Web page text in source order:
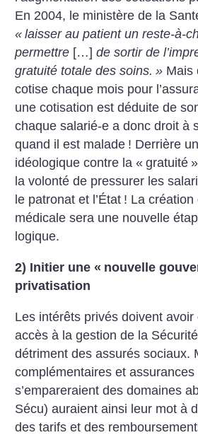
En 2004, le ministère de la
« laisser au patient un reste-à-
permettre […]de sortir de
gratuité totale des soins. » Mais
cotise chaque mois pour
une cotisation est déduite de
chaque salarié-e a donc droit à
quand il est malade ! Derrière
idéologique contre la « gratuité
la volonté de pressurer les
le patronat et l’État ! La création
médicale sera une nouvelle
logique.
2) Initier une « nouvelle
privatisation
Les intérêts privés doivent
accès à la gestion de la
détriment des assurés sociaux.
complémentaires et assurances
s’empareraient des domaines
Sécu) auraient ainsi leur mot à
des tarifs et des